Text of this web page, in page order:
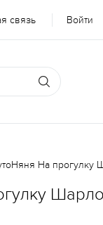
связь Войти
На прогулку